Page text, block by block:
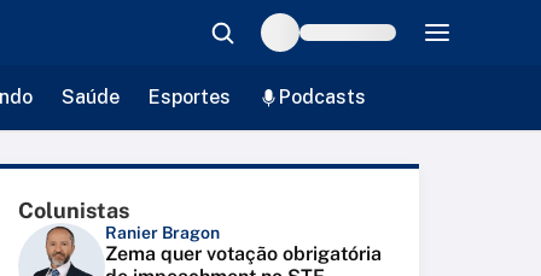
Saúde Esportes Podcasts
Colunistas
Ranier Bragon
Zema quer votação obrigatória